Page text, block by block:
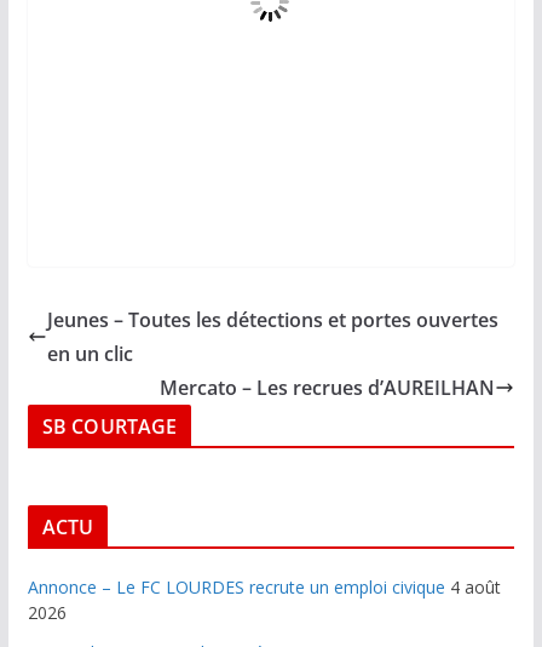
Jeunes – Toutes les détections et portes ouvertes
en un clic
Mercato – Les recrues d’AUREILHAN
SB COURTAGE
ACTU
Annonce – Le FC LOURDES recrute un emploi civique 4 août
2026